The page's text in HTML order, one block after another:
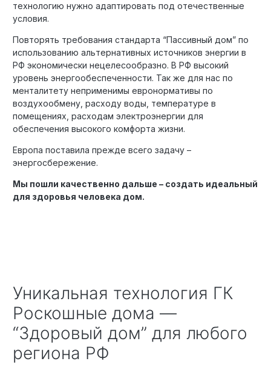
технологию нужно адаптировать под отечественные
условия.
Повторять требования стандарта “Пассивный дом” по
использованию альтернативных источников энергии в
РФ экономически нецелесообразно. В РФ высокий
уровень энергообеспеченности. Так же для нас по
менталитету неприменимы евронормативы по
воздухообмену, расходу воды, температуре в
помещениях, расходам электроэнергии для
обеспечения высокого комфорта жизни.
Европа поставила прежде всего задачу –
энергосбережение.
Мы пошли качественно дальше – создать идеальный
для здоровья человека дом.
Уникальная технология ГК
Роскошные дома —
“Здоровый дом” для любого
региона РФ